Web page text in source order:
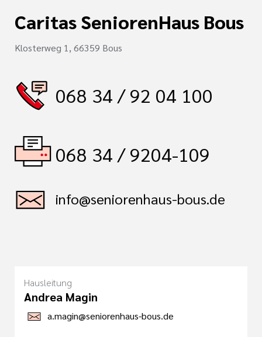
Caritas SeniorenHaus Bous
Klosterweg 1, 66359 Bous
068 34 / 92 04 100
068 34 / 9204-109
info@seniorenhaus-bous.de
Hausleitung
Andrea Magin
a.magin@seniorenhaus-bous.de